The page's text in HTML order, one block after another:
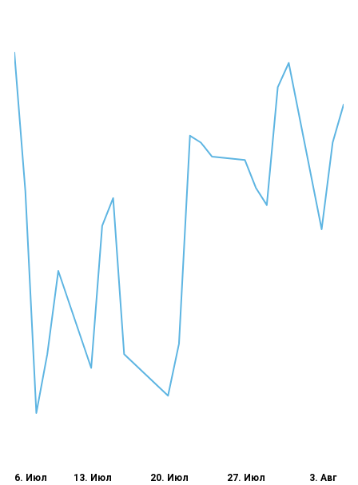
6. Июл 13. Июл 20. Июл 27. Июл 3. Авг